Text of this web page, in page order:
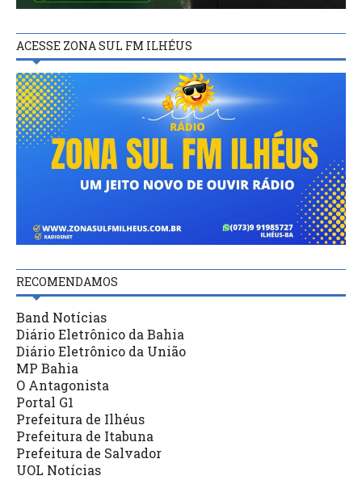
ACESSE ZONA SUL FM ILHÉUS
RECOMENDAMOS
Band Notícias
Diário Eletrônico da Bahia
Diário Eletrônico da União
MP Bahia
O Antagonista
Portal G1
Prefeitura de Ilhéus
Prefeitura de Itabuna
Prefeitura de Salvador
UOL Notícias